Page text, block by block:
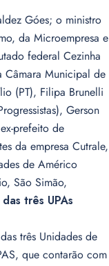
Góes; o ministro
da Microempresa e
federal Cezinha
Câmara Municipal de
(PT), Filipa Brunelli
Gerson
prefeito de
da empresa Cutrale,
de Américo
São Simão,
três UPAs
três Unidades de
que contarão com